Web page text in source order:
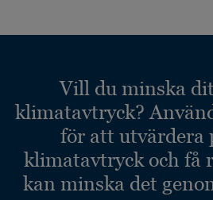
Vill du minska
klimatavtryck?
för att utvärdera
klimatavtryck och få
kan minska det